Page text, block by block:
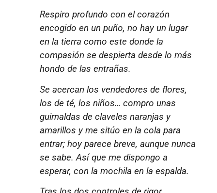
Respiro profundo con el corazón
encogido en un puño, no hay un lugar
en la tierra como este donde la
compasión se despierta desde lo más
hondo de las entrañas.
Se acercan los vendedores de flores,
los de té, los niños… compro unas
guirnaldas de claveles naranjas y
amarillos y me sitúo en la cola para
entrar; hoy parece breve, aunque nunca
se sabe. Así que me dispongo a
esperar, con la mochila en la espalda.